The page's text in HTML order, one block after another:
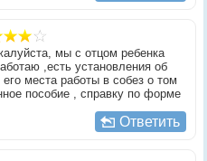
мы с отцом ребенка
,есть установления об
места работы в собез о том
пособие , справку по форме
Ответить